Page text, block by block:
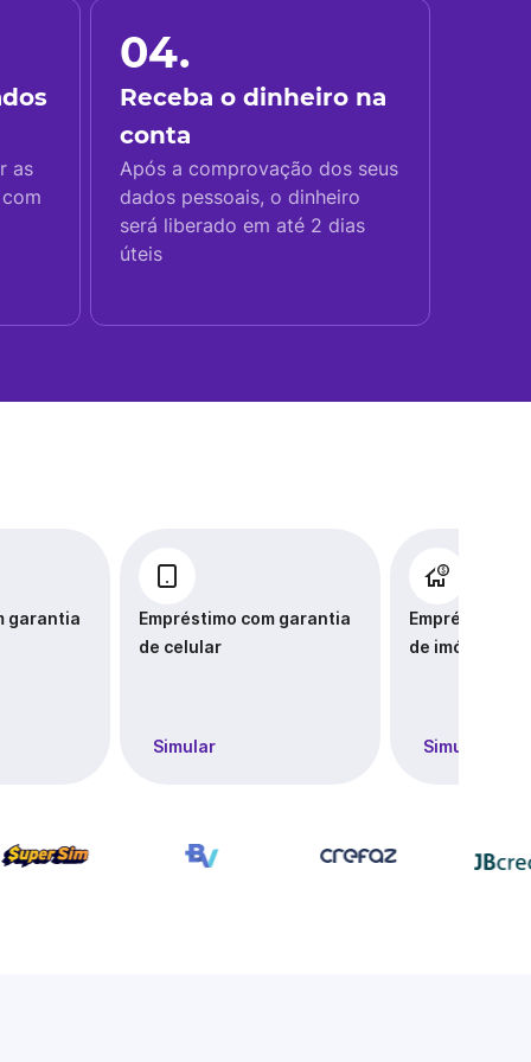
as
04.
Receba o dinheiro na
conta
Após a comprovação dos seus
dados pessoais, o dinheiro
será liberado em até 2 dias
úteis
garantia
Empréstimo com garantia
de celular
Simular
Empréstimo
de imóvel
Simular